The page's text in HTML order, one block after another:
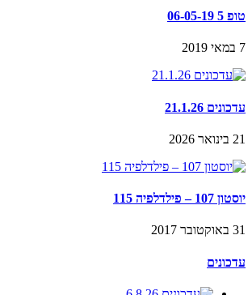
טופ 5 06-05-19
7 במאי 2019
עדכונים 21.1.26
21 בינואר 2026
יוסטון 107 – פילדלפיה 115
31 באוקטובר 2017
עדכונים